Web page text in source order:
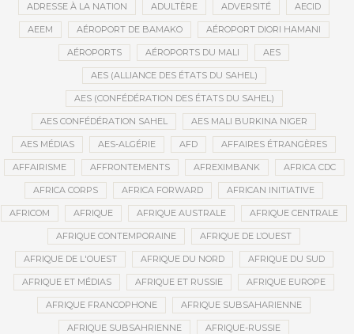
ADRESSE À LA NATION ADULTÈRE ADVERSITÉ AECID
AEEM AÉROPORT DE BAMAKO AÉROPORT DIORI HAMANI
AÉROPORTS AÉROPORTS DU MALI AES
AES (ALLIANCE DES ÉTATS DU SAHEL)
AES (CONFÉDÉRATION DES ÉTATS DU SAHEL)
AES CONFÉDÉRATION SAHEL AES MALI BURKINA NIGER
AES MÉDIAS AES-ALGÉRIE AFD AFFAIRES ÉTRANGÈRES
AFFAIRISME AFFRONTEMENTS AFREXIMBANK AFRICA CDC
AFRICA CORPS AFRICA FORWARD AFRICAN INITIATIVE
AFRICOM AFRIQUE AFRIQUE AUSTRALE AFRIQUE CENTRALE
AFRIQUE CONTEMPORAINE AFRIQUE DE L’OUEST
AFRIQUE DE L'OUEST AFRIQUE DU NORD AFRIQUE DU SUD
AFRIQUE ET MÉDIAS AFRIQUE ET RUSSIE AFRIQUE EUROPE
AFRIQUE FRANCOPHONE AFRIQUE SUBSAHARIENNE
AFRIQUE SUBSAHRIENNE AFRIQUE-RUSSIE